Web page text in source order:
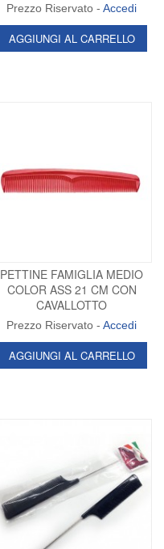
Prezzo Riservato -Accedi
AGGIUNGI AL CARRELLO
PETTINE FAMIGLIA MEDIO
COLOR ASS 21 CM CON
CAVALLOTTO
Prezzo Riservato -Accedi
AGGIUNGI AL CARRELLO